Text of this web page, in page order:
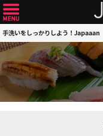
手洗いをしっかりしよう！Japaaan